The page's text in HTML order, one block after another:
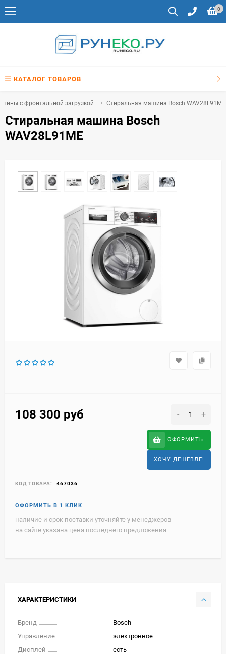
0
КАТАЛОГ ТОВАРОВ
с фронтальной загрузкой Стиральная машина Bosch WAV28L91ME
Стиральная машина Bosch
WAV28L91ME
108 300 руб - +
ОФОРМИТЬ
ХОЧУ ДЕШЕВЛЕ!
КОД ТОВАРА: 467036
наличие и срок поставки уточняйте у менеджеров
на сайте указана цена последнего предложения
ХАРАКТЕРИСТИКИ
Бренд
Bosch
Управление
электронное
Дисплей
есть